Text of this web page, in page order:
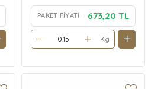
PAKET FIYATI: 673,20 TL
Kg